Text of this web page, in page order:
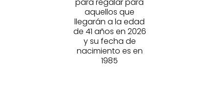
aquellos que
llegarán a la edad
de 41 años en 2026
y su fecha de
nacimiento es en
1985